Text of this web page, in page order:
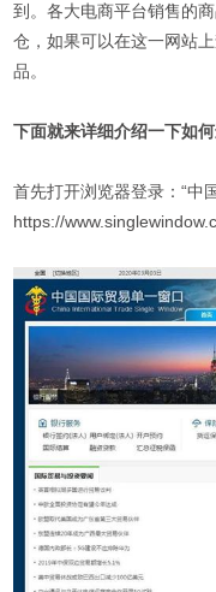
到。各大电商平台销售的
仓，如果可以在这一网站
品。
下面就来详细介绍一下如何
首先打开浏览器登录：“中
https://